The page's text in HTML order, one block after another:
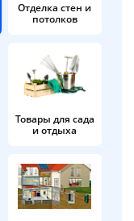
Отделка стен и
потолков
Товары для сада
и отдыха